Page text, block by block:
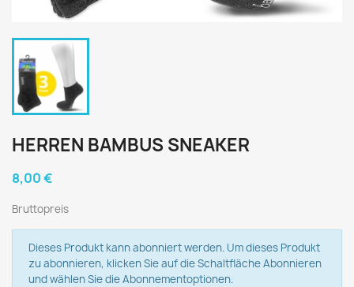
HERREN BAMBUS SNEAKER
8,00 €
Bruttopreis
Dieses Produkt kann abonniert werden. Um dieses Produkt
zu abonnieren, klicken Sie auf die Schaltfläche Abonnieren
und wählen Sie die Abonnementoptionen.